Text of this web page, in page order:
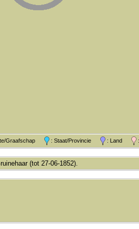
Graafschap : Staat/Provincie : Land
(tot 27-06-1852).